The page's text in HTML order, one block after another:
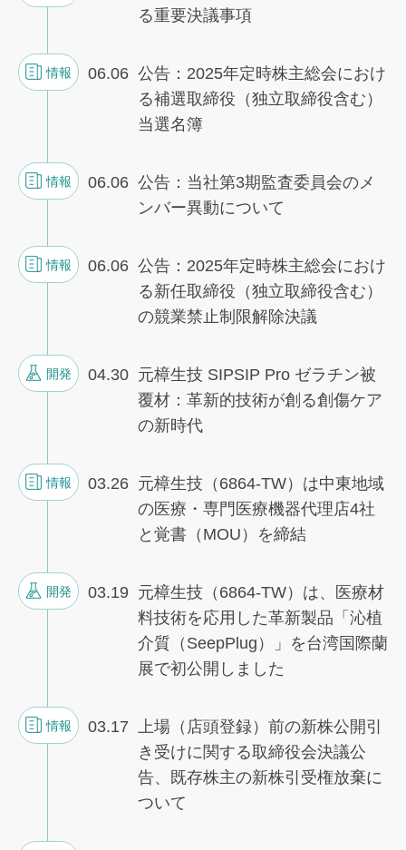
る重要決議事項
情報 06.06 公告：2025年定時株主総会におけ
る補選取締役（独立取締役含む）
当選名簿
情報 06.06 公告：当社第3期監査委員会のメ
ンバー異動について
情報 06.06 公告：2025年定時株主総会におけ
る新任取締役（独立取締役含む）
の競業禁止制限解除決議
開発 04.30 元樟生技 SIPSIP Pro ゼラチン被
覆材：革新的技術が創る創傷ケア
の新時代
情報 03.26 元樟生技（6864-TW）は中東地域
の医療・専門医療機器代理店4社
と覚書（MOU）を締結
開発 03.19 元樟生技（6864-TW）は、医療材
料技術を応用した革新製品「沁植
介質（SeepPlug）」を台湾国際蘭
展で初公開しました
情報 03.17
上場（店頭登録）前の新株公開引
き受けに関する取締役会決議公
告、既存株主の新株引受権放棄に
ついて